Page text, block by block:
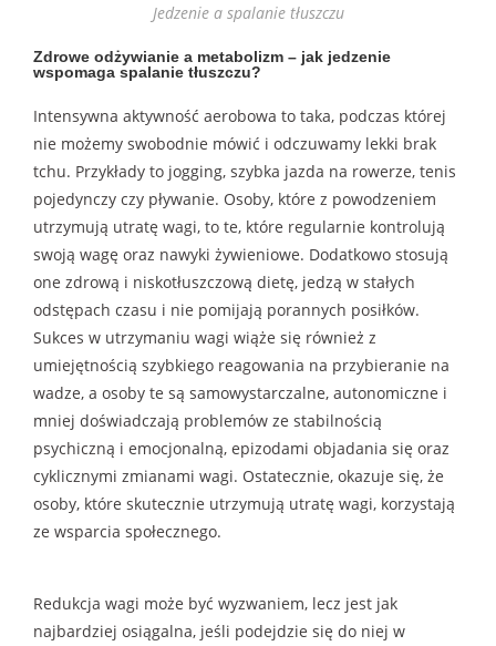
Jedzenie a spalanie tłuszczu
Zdrowe odżywianie a metabolizm – jak jedzenie
wspomaga spalanie tłuszczu?
Intensywna aktywność aerobowa to taka, podczas której
nie możemy swobodnie mówić i odczuwamy lekki brak
tchu. Przykłady to jogging, szybka jazda na rowerze, tenis
pojedynczy czy pływanie. Osoby, które z powodzeniem
utrzymują utratę wagi, to te, które regularnie kontrolują
swoją wagę oraz nawyki żywieniowe. Dodatkowo stosują
one zdrową i niskotłuszczową dietę, jedzą w stałych
odstępach czasu i nie pomijają porannych posiłków.
Sukces w utrzymaniu wagi wiąże się również z
umiejętnością szybkiego reagowania na przybieranie na
wadze, a osoby te są samowystarczalne, autonomiczne i
mniej doświadczają problemów ze stabilnością
psychiczną i emocjonalną, epizodami objadania się oraz
cyklicznymi zmianami wagi. Ostatecznie, okazuje się, że
osoby, które skutecznie utrzymują utratę wagi, korzystają
ze wsparcia społecznego.
Redukcja wagi może być wyzwaniem, lecz jest jak
najbardziej osiągalna, jeśli podejdzie się do niej w